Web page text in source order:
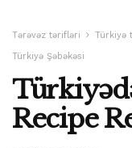
Tərəvəz tərifləri Türkiyə
Türkiyə Şəbəkəsi
Recipe